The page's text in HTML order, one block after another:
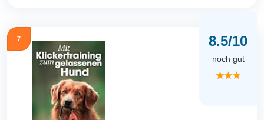
7 8.5/10
noch gut
★★★